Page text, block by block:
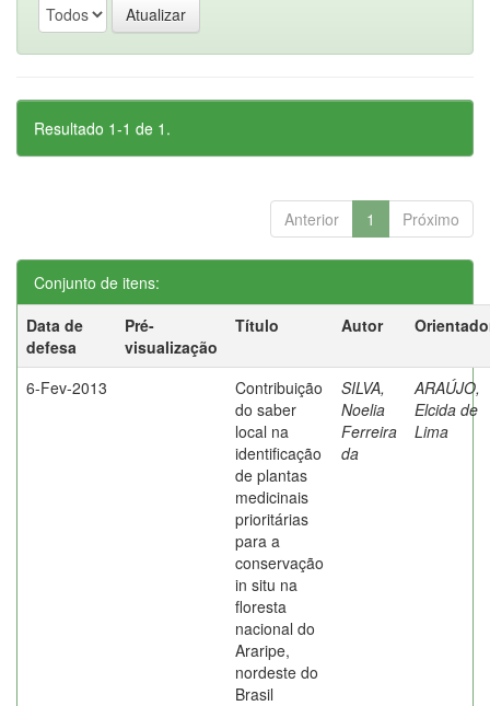
Resultado 1-1 de 1.
Anterior 1 Próximo
Conjunto de itens:
Data de
defesa
Pré-
visualização
Título Autor
6-Fev-2013
Contribuição
do saber
local na
identificação
de plantas
medicinais
prioritárias
para a
conservação
in situ na
floresta
nacional do
Araripe,
nordeste do
Brasil
SILVA,
Noelia
Ferreira
da
ARAÚJO,
Elcida de
Lima